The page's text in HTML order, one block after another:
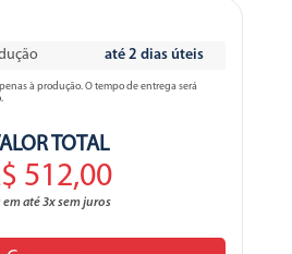
até 2 dias úteis
à produção. O tempo de entrega será
TOTAL
512,00
em até 3x sem juros